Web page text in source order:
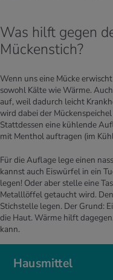
Was hilft gegen
Mückenstich?
Hausmittel
Wenn uns eine Mücke
sowohl Kälte wie Wärme.
auf, weil dadurch leicht
wird dabei der
Stattdessen eine kühlende
mit Menthol auftragen (im
Für die Auflage lege einen
kannst auch Eiswürfel in ein
legen! Oder aber stelle eine
Metalllöffel getaucht wird.
Stichstelle legen. Der Grund:
die Haut. Wärme hilft
kann.